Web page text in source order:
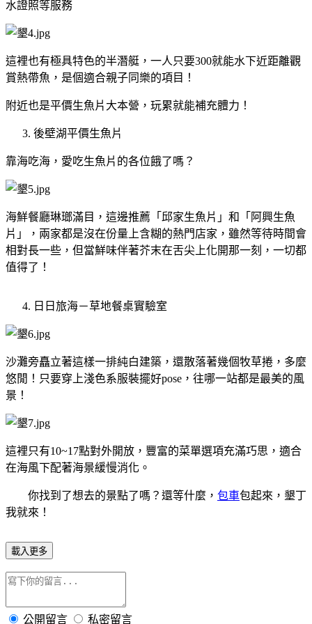
水證照等服務
這裡也有極具特色的半潛艇，一人只要300就能水下近距離觀
賞熱帶魚，是個適合親子同樂的項目！
附近也是平價生魚片大本營，玩累就能補充體力！
後壁湖平價生魚片
靠海吃海，愛吃生魚片的各位餓了嗎？
海鮮餐廳琳瑯滿目，這邊推薦「邱家生魚片」和「阿興生魚
片」，兩家都是沒在份量上含糊的熱門店家，雖然等待時間會
相對長一些，但當鮮味伴著芥末在舌尖上化開那一刻，一切都
值得了！
日日旅海－草地餐桌實驗室
沙灘旁矗立著這樣一排純白建築，還散落著幾個牧草捲，多麼
悠閒！只要穿上淺色系服裝擺好pose ，往哪一站都是最美的風
景！
這裡只有10~17點對外開放，豐富的菜單選項充滿巧思，適合
在海風下配著海景緩慢消化。
你找到了想去的景點了嗎？還等什麼， 包車包起來，墾丁
我就來！
載入更多
公開留言 私密留言